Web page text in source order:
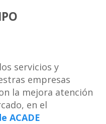
servicios y
empresas
la mejora atención
en el
ACADE